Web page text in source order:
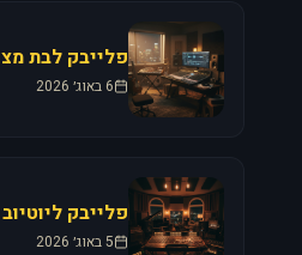
6 באוג׳ 2026
5 באוג׳ 2026